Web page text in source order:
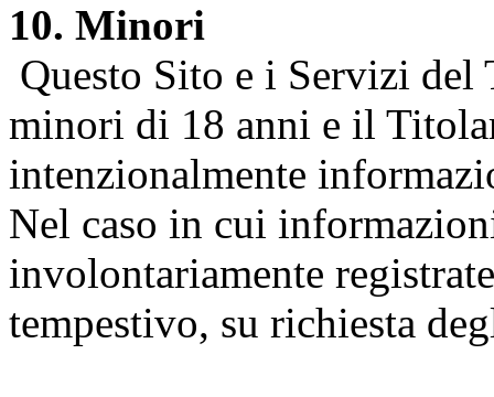
10. Minori
Questo Sito e i Servizi del
minori di 18 anni e il
intenzionalmente
Nel caso in cui
involontariamente
tempestivo, su richiesta